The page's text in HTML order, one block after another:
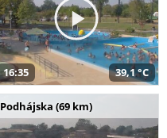
16:35 39,1 °C
Podhájska (69 km)